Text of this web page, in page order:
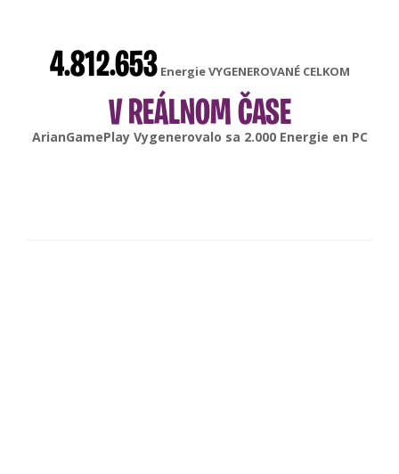
4.812.653 Energie VYGENEROVANÉ CELKOM
V REÁLNOM ČASE
gonsabellaVygenerovalo sa6.000Energie enAndroid